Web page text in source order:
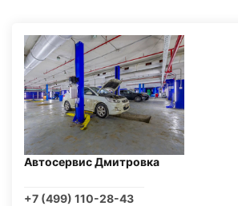
Автосервис Дмитровка
+7 (499) 110-28-43